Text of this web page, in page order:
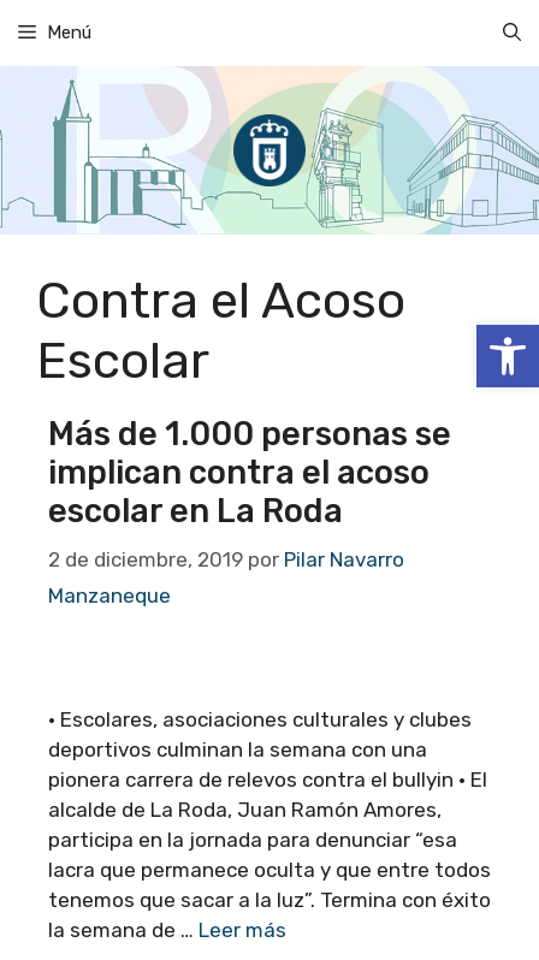
Abrir
contenido
Menú
Contra el Acoso
Escolar
Más de 1.000 personas se
implican contra el acoso
escolar en La Roda
2 de diciembre, 2019 por Pilar Navarro
Manzaneque
· Escolares, asociaciones culturales y clubes
deportivos culminan la semana con una
pionera carrera de relevos contra el bullyin · El
alcalde de La Roda, Juan Ramón Amores,
participa en la jornada para denunciar “esa
lacra que permanece oculta y que entre todos
tenemos que sacar a la luz”. Termina con éxito
la semana de … Leer más